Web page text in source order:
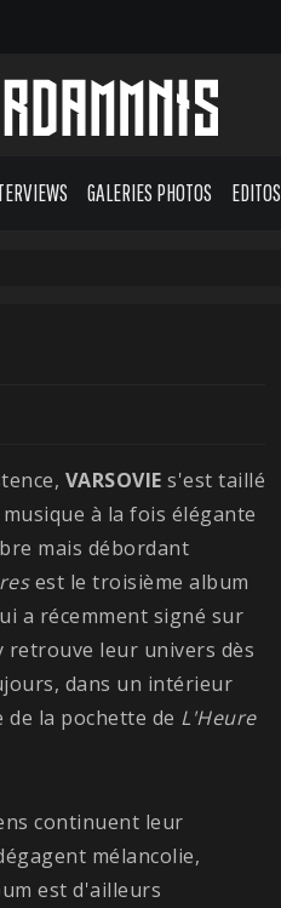
GALERIES PHOTOS EDITOS
VARSOVIE s'est taillé
à la fois élégante
mais débordant
est le troisième album
a récemment signé sur
retrouve leur univers dès
dans un intérieur
la pochette de L'Heure
continuent leur
mélancolie,
est d'ailleurs